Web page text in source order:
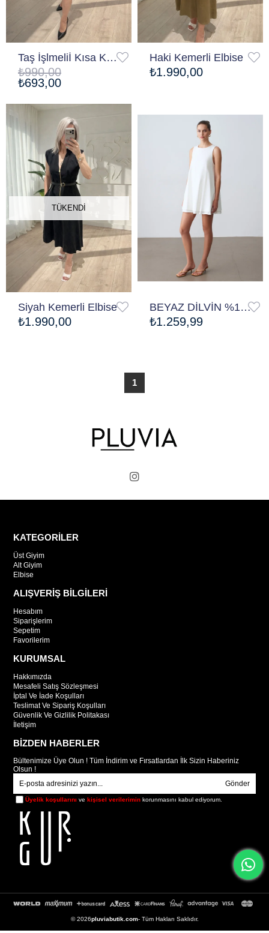
Taş İşlmeliİ Kısa Kol Elbise
₺693,00
₺990,00
Haki Kemerli Elbise
₺1.990,00
TÜKENDI
Siyah Kemerli Elbise
₺1.990,00
BEYAZ DİLVİN %100 Pamuk Mini Elbise
₺1.259,99
1
KATEGORİLER
Üst Giyim
Alt Giyim
Elbise
ALIŞVERİŞ BİLGİLERİ
Hesabım
Siparişlerim
Sepetim
Favorilerim
KURUMSAL
Hakkımızda
Mesafeli Satış Sözleşmesi
İptal Ve İade Koşulları
Teslimat Ve Sipariş Koşulları
Güvenlik Ve Gizlilik Politakası
İletişim
BİZDEN HABERLER
Bültenimize Üye Olun ! Tüm İndirim ve Fırsatlardan İlk Sizin Haberiniz
Olsun !
Gönder
Üyelik koşullarını vekişisel verilerimin korunmasını kabul ediyorum.
© 2026pluviabutik.com- Tüm Hakları Saklıdır.